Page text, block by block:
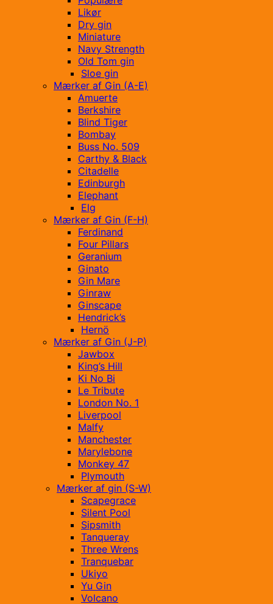
Likør
Dry gin
Miniature
Navy Strength
Old Tom gin
Sloe gin
Mærker af Gin (A-E)
Amuerte
Berkshire
Blind Tiger
Bombay
Buss No. 509
Carthy & Black
Citadelle
Edinburgh
Elephant
Elg
Mærker af Gin (F-H)
Ferdinand
Four Pillars
Geranium
Ginato
Gin Mare
Ginraw
Ginscape
Hendrick’s
Hernö
Mærker af Gin (J-P)
Jawbox
King’s Hill
Ki No Bi
Le Tribute
London No. 1
Liverpool
Malfy
Manchester
Marylebone
Monkey 47
Plymouth
Mærker af gin (S-W)
Scapegrace
Silent Pool
Sipsmith
Tanqueray
Three Wrens
Tranquebar
Ukiyo
Yu Gin
Volcano